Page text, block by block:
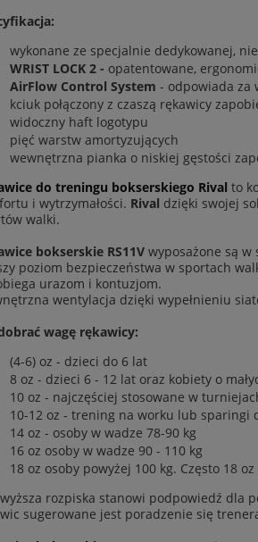
wykonane ze specjalnie dedykowanej,
WRIST LOCK 2 - opatentowane,
AirFlow Control System - odpowiada za
kciuk połączony z czaszą rękawicy
widoczny haft logotypu
pięć warstw amortyzujących
wewnętrzna pianka o niskiej gęstości
do treningu bokserskiego Rival to
i wytrzymałości. Rival dzięki swojej
walki.
bokserskie RS11V wyposażone są w
poziom bezpieczeństwa w sportach
urazom i kontuzjom.
wentylacja dzięki wypełnieniu
wagę rękawicy:
(4-6) oz - dzieci do 6 lat
8 oz - dzieci 6 - 12 lat oraz kobiety o
10 oz - najczęściej stosowane w
10-12 oz - trening na worku lub sparingi
14 oz - osoby w wadze 78-90 kg
16 oz osoby w wadze 90 - 110 kg
18 oz osoby powyżej 100 kg. Często 18
rozpiska stanowi podpowiedź dla
sugerowane jest poradzenie się